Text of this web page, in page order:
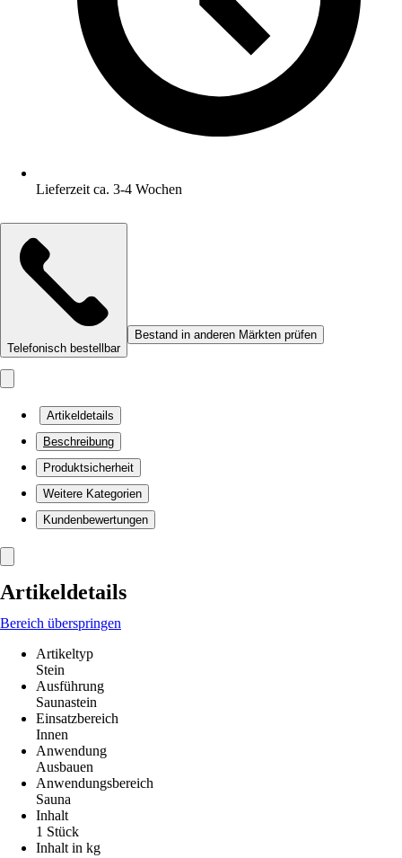
Lieferzeit ca. 3-4 Wochen
Telefonisch bestellbar
Bestand in anderen Märkten prüfen
Artikeldetails
Beschreibung
Produktsicherheit
Weitere Kategorien
Kundenbewertungen
Artikeldetails
Bereich überspringen
Artikeltyp
Stein
Ausführung
Saunastein
Einsatzbereich
Innen
Anwendung
Ausbauen
Anwendungsbereich
Sauna
Inhalt
1 Stück
Inhalt in kg